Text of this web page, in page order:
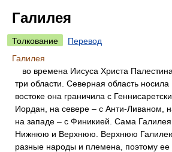
Галилея
Толкование
Перевод
Галилея
во времена Иисуса Христа
три области. Северная область
востоке она граничила с
Иордан, на севере – с Анти-Ливаном,
на западе – с Финикией. Сама
Нижнюю и Верхнюю. Верхнюю
разные народы и племена, поэтому ее